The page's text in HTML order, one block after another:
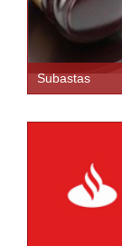
Subastas